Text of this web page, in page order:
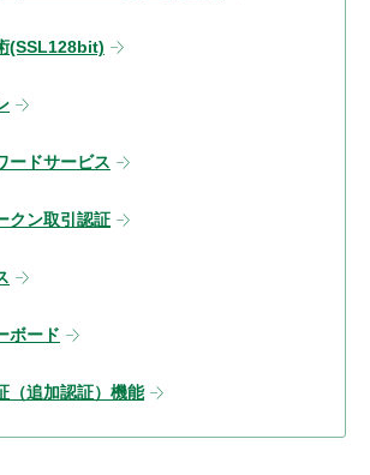
(SSL128bit)
ードサービス
クン取引認証
ボード
（追加認証）機能